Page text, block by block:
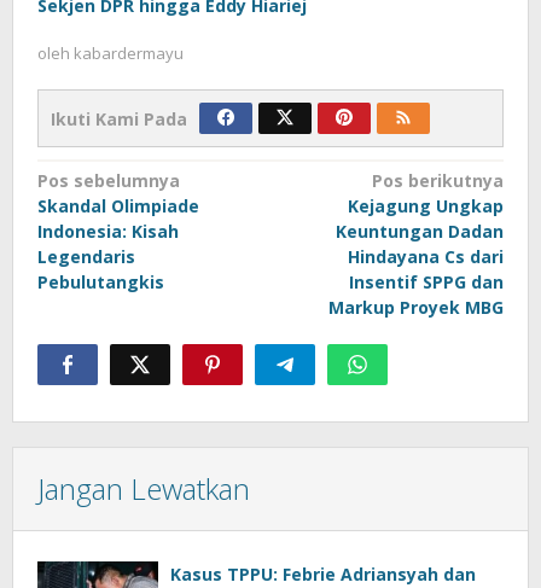
Sekjen DPR hingga Eddy Hiariej
oleh kabardermayu
Ikuti Kami Pada
Navigasi
pos
Pos sebelumnya
Skandal Olimpiade
Indonesia: Kisah
Legendaris
Pebulutangkis
Pos berikutnya
Kejagung Ungkap
Keuntungan Dadan
Hindayana Cs dari
Insentif SPPG dan
Markup Proyek MBG
Jangan Lewatkan
Kasus TPPU: Febrie Adriansyah dan